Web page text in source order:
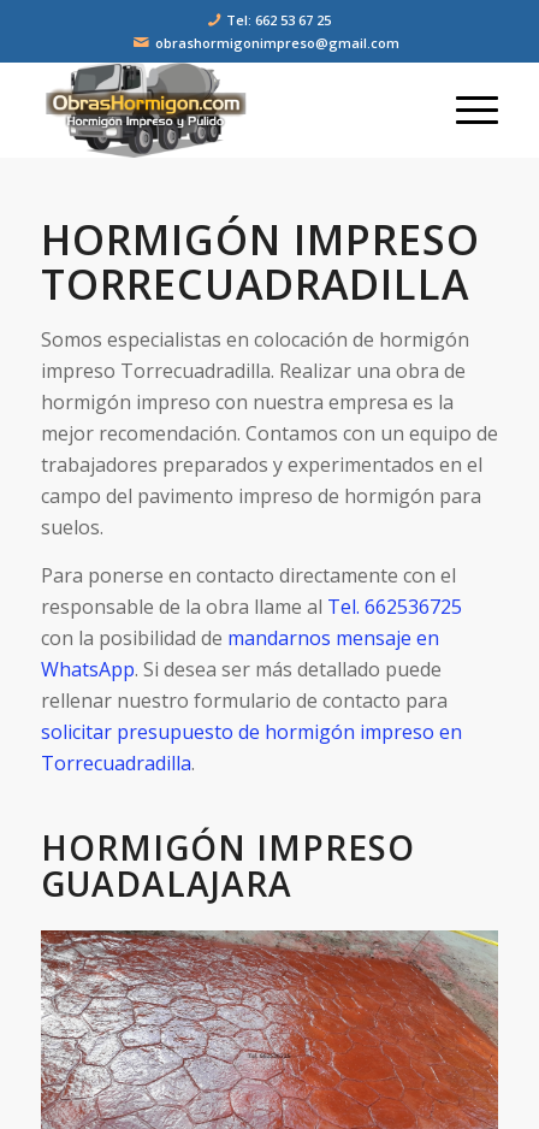
Tel: 662 53 67 25
obrashormigonimpreso@gmail.com
HORMIGÓN IMPRESO
TORRECUADRADILLA
Somos especialistas en colocación de hormigón
impreso Torrecuadradilla. Realizar una obra de
hormigón impreso con nuestra empresa es la
mejor recomendación. Contamos con un equipo de
trabajadores preparados y experimentados en el
campo del pavimento impreso de hormigón para
suelos.
Para ponerse en contacto directamente con el
responsable de la obra llame al Tel. 662536725
con la posibilidad de mandarnos mensaje en
WhatsApp. Si desea ser más detallado puede
rellenar nuestro formulario de contacto para
solicitar presupuesto de hormigón impreso en
Torrecuadradilla.
HORMIGÓN IMPRESO
GUADALAJARA